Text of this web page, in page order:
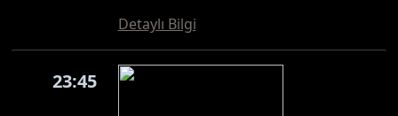
Detaylı Bilgi
23:45